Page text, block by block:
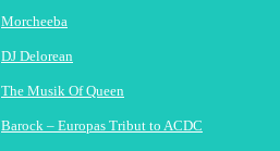
Morcheeba
DJ Delorean
The Musik Of Queen
Barock – Europas Tribut to ACDC